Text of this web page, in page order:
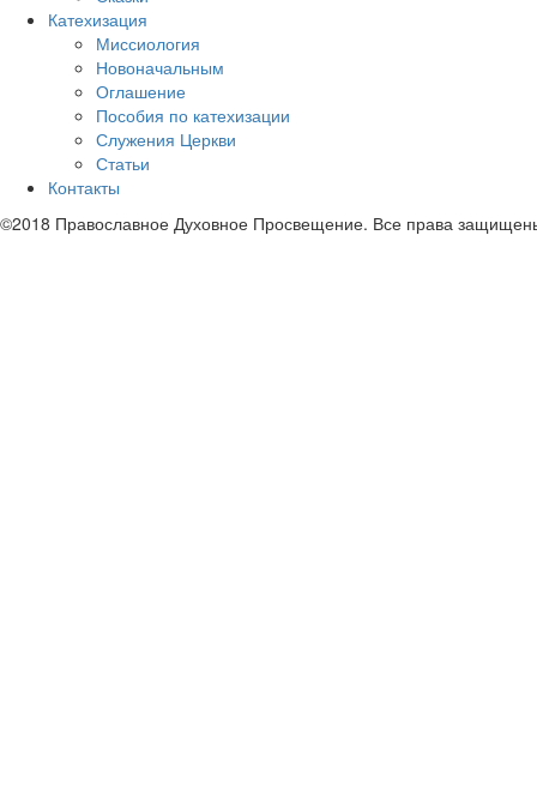
Катехизация
Миссиология
Новоначальным
Оглашение
Пособия по катехизации
Служения Церкви
Статьи
Контакты
©2018 Православное Духовное Просвещение. Все права